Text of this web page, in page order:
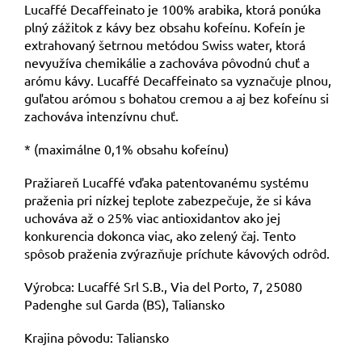
Lucaffé Decaffeinato je 100% arabika, ktorá ponúka
plný zážitok z kávy bez obsahu kofeínu. Kofeín je
extrahovaný šetrnou metódou Swiss water, ktorá
nevyužíva chemikálie a zachováva pôvodnú chuť a
arómu kávy. Lucaffé Decaffeinato sa vyznačuje plnou,
guľatou arómou s bohatou cremou a aj bez kofeínu si
zachováva intenzívnu chuť.
* (maximálne 0,1% obsahu kofeínu)
Pražiareň Lucaffé vďaka patentovanému systému
praženia pri nízkej teplote zabezpečuje, že si káva
uchováva až o 25% viac antioxidantov ako jej
konkurencia dokonca viac, ako zelený čaj. Tento
spôsob praženia zvýrazňuje príchute kávových odrôd.
Výrobca: Lucaffé Srl S.B., Via del Porto, 7, 25080
Padenghe sul Garda (BS), Taliansko
Krajina pôvodu: Taliansko